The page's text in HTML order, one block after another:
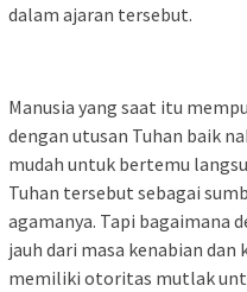
dalam ajaran tersebut.
Manusia yang saat itu
dengan utusan Tuhan baik
mudah untuk bertemu
Tuhan tersebut sebagai
agamanya. Tapi bagaimana
jauh dari masa kenabian dan
memiliki otoritas mutlak